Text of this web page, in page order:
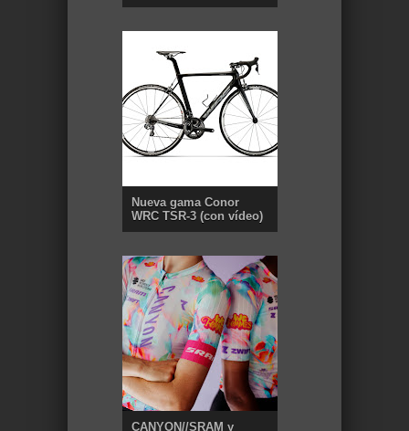
Nueva gama Conor
WRC TSR-3 (con vídeo)
CANYON//SRAM y